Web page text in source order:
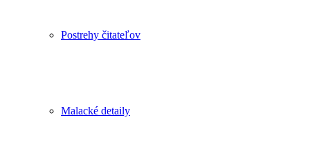
Postrehy čitateľov
Malacké detaily